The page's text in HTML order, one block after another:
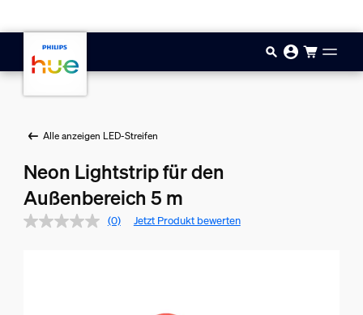
Alle anzeigen LED-Streifen
Neon Lightstrip für den
Außenbereich 5 m
(0) Jetzt Produkt bewerten